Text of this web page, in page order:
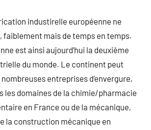
industirelle européenne ne
faiblement mais de temps en temps.
est ainsi aujourd’hui la deuxième
du monde. Le continent peut
nombreuses entreprises d’envergure,
les domaines de la chimie/pharmacie
en France ou de la mécanique,
la construction mécanique en